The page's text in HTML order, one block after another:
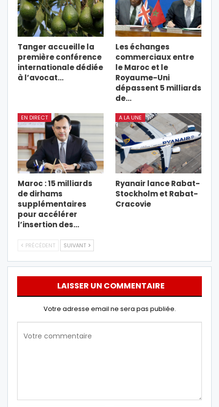
Tanger accueille la
première conférence
internationale dédiée
à l’avocat…
Les échanges
commerciaux entre
le Maroc et le
Royaume-Uni
dépassent 5 milliards
de…
EN DIRECT
Maroc : 15 milliards
de dirhams
supplémentaires
pour accélérer
l’insertion des…
A LA UNE
Ryanair lance Rabat-
Stockholm et Rabat-
Cracovie
PRÉCÉDENT SUIVANT
LAISSER UN COMMENTAIRE
Votre adresse email ne sera pas publiée.